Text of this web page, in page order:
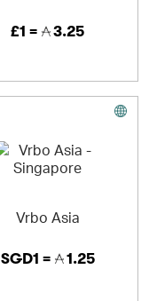
£1 = 3.25
Vrbo Asia
SGD1 = 1.25